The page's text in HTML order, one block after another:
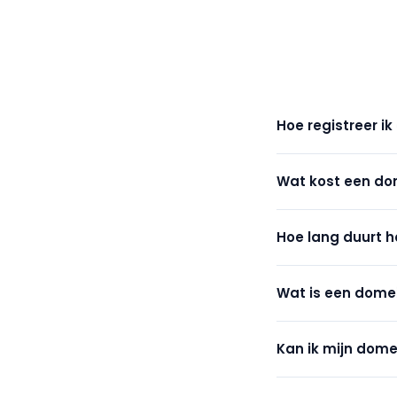
Hoe registreer
beschikbaar is.
Wat kost een
€9,99/jaar), een
Hoe lang duurt
bevestigingsmail
Wat is een
in een
Kan ik mijn